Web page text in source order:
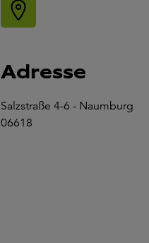
Adresse
Salzstraße 4-6 - Naumburg
06618